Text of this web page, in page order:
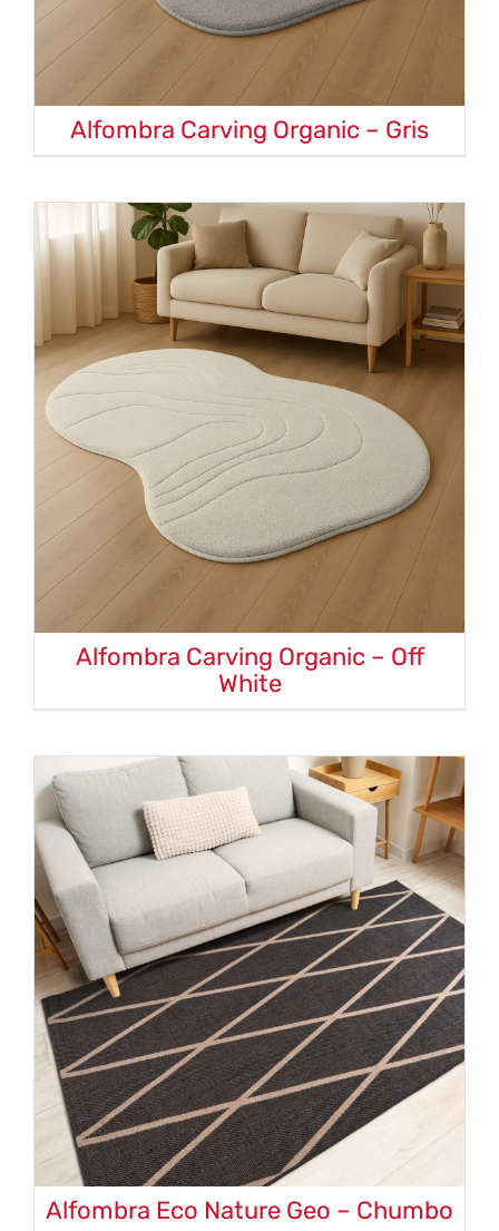
Alfombra Carving Organic – Gris
Alfombra Carving Organic – Off
White
Alfombra Eco Nature Geo – Chumbo